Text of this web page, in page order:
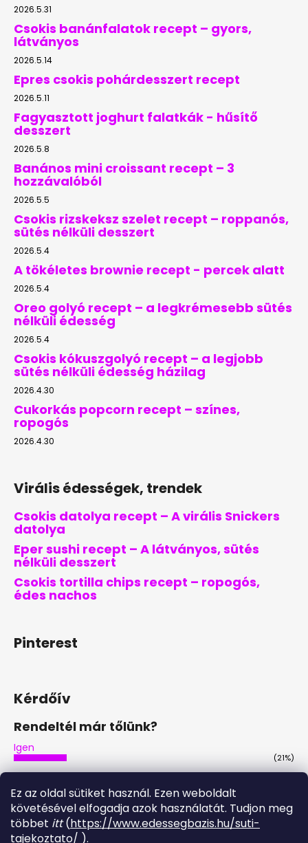
Ez az oldal sütiket használ. Ezen weboldalt
követésével elfogadja azok használatát. Tudjon meg
többet itt(https://www.edessegbazis.hu/suti-
tajekoztato/ ).
2026.5.31
Csokis banánfalatok recept – gyors,
látványos
2026.5.14
Epres csokis pohárdesszert recept
2026.5.11
Fagyasztott joghurt falatkák - hűsítő
desszert
2026.5.8
Banános mini croissant recept – 3
hozzávalóból
2026.5.5
Csokis rizskeksz szelet recept – roppanós,
sütés nélküli desszert
2026.5.4
A tökéletes brownie recept - percek alatt
2026.5.4
Oreo golyó recept – a legkrémesebb sütés
nélküli édesség
2026.5.4
Csokis kókuszgolyó recept – a legjobb
sütés nélküli édesség házilag
2026.4.30
Cukorkás popcorn recept – színes,
ropogós
2026.4.30
Virális édességek, trendek
Csokis datolya recept – A virális Snickers
datolya
Eper sushi recept – A látványos, sütés
nélküli desszert
Csokis tortilla chips recept – ropogós,
édes nachos
Pinterest
Kérdőív
Rendeltél már tőlünk?
Igen
(21%)
Nem
Nem, de tervezem
(29%)
Igen, többször is